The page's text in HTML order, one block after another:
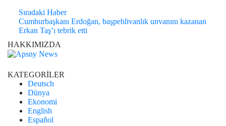
Sıradaki Haber
Cumhurbaşkanı Erdoğan, başpehlivanlık unvanını kazanan
Erkan Taş’ı tebrik etti
HAKKIMIZDA
KATEGORİLER
Deutsch
Dünya
Ekonomi
English
Español